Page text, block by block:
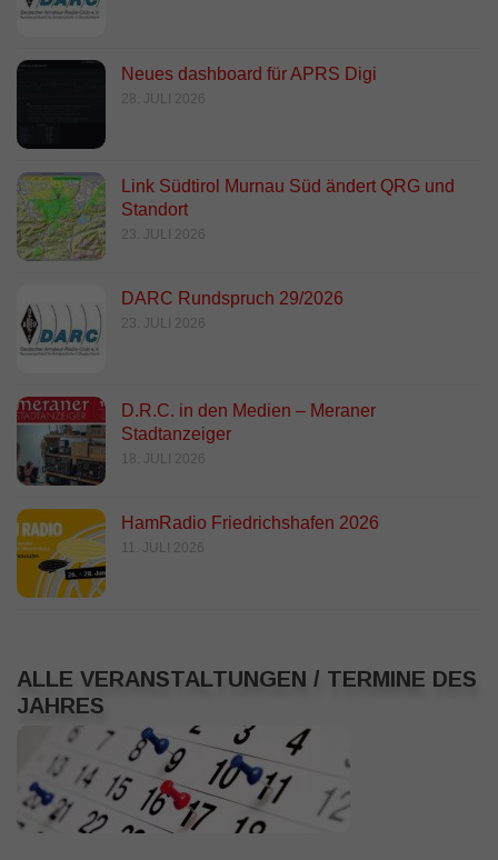
Neues dashboard für APRS Digi
28. JULI 2026
Link Südtirol Murnau Süd ändert QRG und
Standort
23. JULI 2026
DARC Rundspruch 29/2026
23. JULI 2026
D.R.C. in den Medien – Meraner
Stadtanzeiger
18. JULI 2026
HamRadio Friedrichshafen 2026
11. JULI 2026
ALLE VERANSTALTUNGEN / TERMINE DES
JAHRES